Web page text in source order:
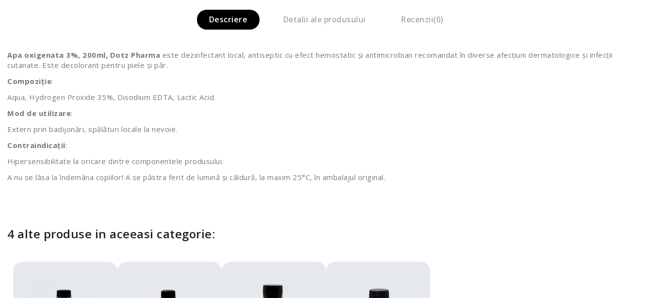
Descriere Detalii ale produsului Recenzii(0)
Apa oxigenata 3%, 200ml, Dotz Pharma este dezinfectant local, antiseptic cu efect hemostatic și antimicrobian recomandat în diverse afecțiuni dermatologice și infecții
cutanate. Este decolorant pentru piele și păr.
Compoziție:
Aqua, Hydrogen Proxide 35%, Disodium EDTA, Lactic Acid.
Mod de utilizare:
Extern prin badijonări, spălături locale la nevoie.
Contraindicații:
Hipersensibilitate la oricare dintre componentele produsului.
A nu se lăsa la îndemâna copiilor! A se păstra ferit de lumină și căldură, la maxim 25°C, în ambalajul original.
4 alte produse in aceeasi categorie: